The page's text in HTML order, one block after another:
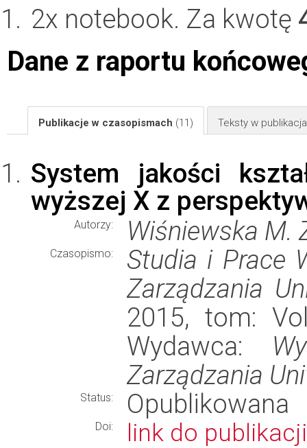
2x notebook. Za kwotę
Dane z raportu
Publikacje w czasopismach (11) Teksty w
System jakości
wyższej X z
Autorzy: Wiśniewska M.
Czasopismo:
Studia i Prace
Zarządzania
2015, tom:
Wydawca:
Zarządzania
Status: Opublikowana
Doi: link do publikacji